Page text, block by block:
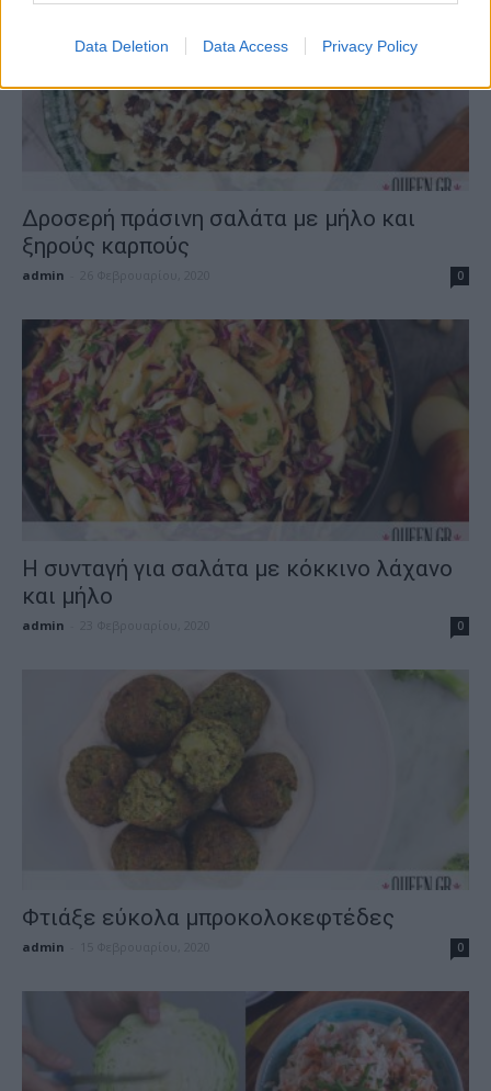
Data Deletion Data Access Privacy Policy
Δροσερή πράσινη σαλάτα με μήλο και
ξηρούς καρπούς
admin 0
Η συνταγή για σαλάτα με κόκκινο λάχανο
και μήλο
admin 0
Φτιάξε εύκολα μπροκολοκεφτέδες
admin 0